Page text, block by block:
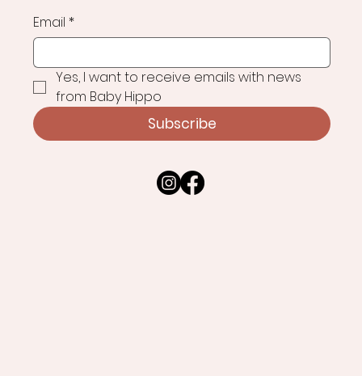
Email *
Yes, I want to receive emails with news
from Baby Hippo
Subscribe